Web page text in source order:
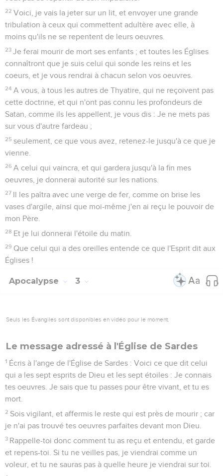
22 Voici, je vais la jeter sur un lit, et envoyer une grande
tribulation à ceux qui commettent adultère avec elle, à
moins qu'ils ne se repentent de leurs oeuvres.
23 Je ferai mourir de mort ses enfants ; et toutes les Églises
connaîtront que je suis celui qui sonde les reins et les
coeurs, et je vous rendrai à chacun selon vos oeuvres.
24 A vous, à tous les autres de Thyatire, qui ne reçoivent pas
cette doctrine, et qui n'ont pas connu les profondeurs de
Satan, comme ils les appellent, je vous dis : Je ne mets pas
sur vous d'autre fardeau ;
25 seulement, ce que vous avez, retenez-le jusqu'à ce que je
vienne.
26 A celui qui vaincra, et qui gardera jusqu'à la fin mes
oeuvres, je donnerai autorité sur les nations.
27 Il les paîtra avec une verge de fer, comme on brise les
vases d'argile, ainsi que moi-même j'en ai reçu le pouvoir de
mon Père.
28 Et je lui donnerai l'étoile du matin.
29 Que celui qui a des oreilles entende ce que l'Esprit dit aux
Églises !
Apocalypse 3
Seuls les Évangiles sont disponibles en vidéo pour le moment.
Le message adressé à l'Église de Sardes
1 Écris à l'ange de l'Église de Sardes : Voici ce que dit celui
qui a les sept esprits de Dieu et les sept étoiles : Je connais
tes oeuvres. Je sais que tu passes pour être vivant, et tu es
mort.
2 Sois vigilant, et affermis le reste qui est près de mourir ; car
je n'ai pas trouvé tes oeuvres parfaites devant mon Dieu.
3 Rappelle-toi donc comment tu as reçu et entendu, et garde
et repens-toi. Si tu ne veilles pas, je viendrai comme un
voleur, et tu ne sauras pas à quelle heure je viendrai sur toi.